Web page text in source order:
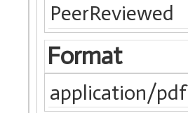
PeerReviewed
Format
application/pdf